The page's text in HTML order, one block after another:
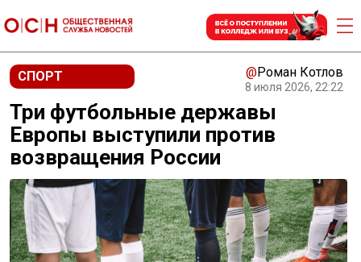
СПОРТ @Роман Котлов
8 июля 2026, 22:22
Три футбольные державы
Европы выступили против
возвращения России